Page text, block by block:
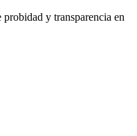
y transparencia en